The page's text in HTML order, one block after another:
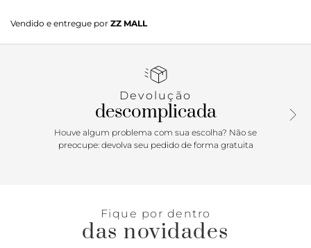
e acabamento texturizado. Traz alça lateral fina e regulável
e alças de mão bombadas. Com detalhes nas laterais e
Vendido e entregue por ZZ MALL
Devolução
descomplicada
Houve algum problema com sua escolha? Não se
preocupe: devolva seu pedido de forma gratuita
Fique por dentro
das novidades